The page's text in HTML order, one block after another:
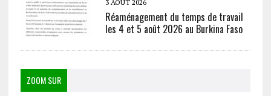
3 AOÛT 2026
Réaménagement du temps de travail
les 4 et 5 août 2026 au Burkina Faso
ZOOM SUR